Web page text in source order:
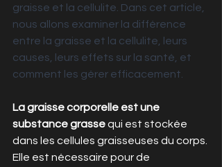
graisse et la cellulite. Dans cet article,
nous allons examiner la différence
entre la graisse et la cellulite, leurs
causes, leurs effets sur la santé, et
comment les gérer efficacement.
La graisse corporelle est une
substance grasse qui est stockée
dans les cellules graisseuses du corps.
Elle est nécessaire pour de